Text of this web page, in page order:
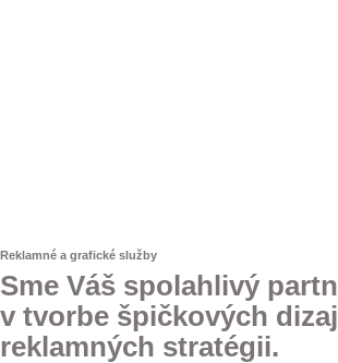
Reklamné a grafické služby
Sme Váš spolahlivý
v tvorbe špičkových
reklamných stratégii.